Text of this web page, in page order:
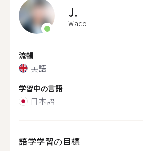
J.
Waco
流暢
英語
学習中の言語
日本語
語学学習の目標